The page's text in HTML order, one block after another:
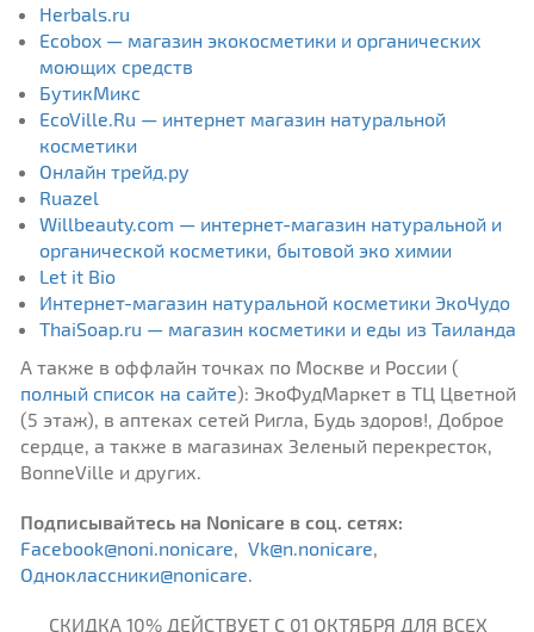
Herbals.ru
Ecobox — магазин экокосметики и органических
моющих средств
БутикМикс
EcoVille.Ru — интернет магазин натуральной
косметики
Онлайн трейд.ру
Ruazel
Willbeauty.com — интернет-магазин натуральной и
органической косметики, бытовой эко химии
Let it Bio
Интернет-магазин натуральной косметики ЭкоЧудо
ThaiSoap.ru — магазин косметики и еды из Таиланда
А также в оффлайн точках по Москве и России (
полный список на сайте): ЭкоФудМаркет в ТЦ Цветной
(5 этаж), в аптеках сетей Ригла, Будь здоров!, Доброе
сердце, а также в магазинах Зеленый перекресток,
BonneVille и других.
Подписывайтесь на Nonicare в соц. сетях:
Facebook@noni.nonicare
Vk@n.nonicare
Одноклассники@nonicare
СКИДКА 10% ДЕЙСТВУЕТ C 01 ОКТЯБРЯ ДЛЯ ВСЕХ